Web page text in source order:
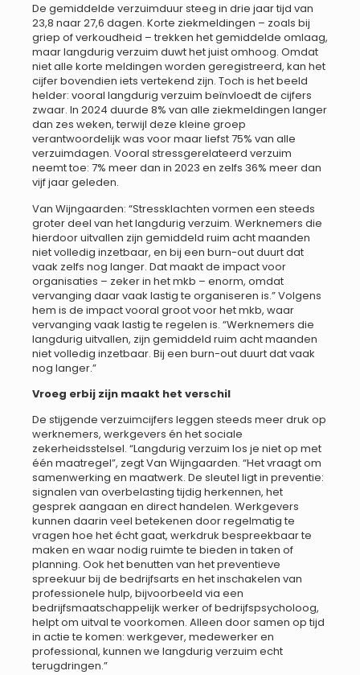
De gemiddelde verzuimduur steeg in drie jaar tijd van
23,8 naar 27,6 dagen. Korte ziekmeldingen – zoals bij
griep of verkoudheid – trekken het gemiddelde omlaag,
maar langdurig verzuim duwt het juist omhoog. Omdat
niet alle korte meldingen worden geregistreerd, kan het
cijfer bovendien iets vertekend zijn. Toch is het beeld
helder: vooral langdurig verzuim beïnvloedt de cijfers
zwaar. In 2024 duurde 8% van alle ziekmeldingen langer
dan zes weken, terwijl deze kleine groep
verantwoordelijk was voor maar liefst 75% van alle
verzuimdagen. Vooral stressgerelateerd verzuim
neemt toe: 7% meer dan in 2023 en zelfs 36% meer dan
vijf jaar geleden.
Van Wijngaarden: “Stressklachten vormen een steeds
groter deel van het langdurig verzuim. Werknemers die
hierdoor uitvallen zijn gemiddeld ruim acht maanden
niet volledig inzetbaar, en bij een burn-out duurt dat
vaak zelfs nog langer. Dat maakt de impact voor
organisaties – zeker in het mkb – enorm, omdat
vervanging daar vaak lastig te organiseren is.” Volgens
hem is de impact vooral groot voor het mkb, waar
vervanging vaak lastig te regelen is. “Werknemers die
langdurig uitvallen, zijn gemiddeld ruim acht maanden
niet volledig inzetbaar. Bij een burn-out duurt dat vaak
nog langer.”
Vroeg erbij zijn maakt het verschil
De stijgende verzuimcijfers leggen steeds meer druk op
werknemers, werkgevers én het sociale
zekerheidsstelsel. “Langdurig verzuim los je niet op met
één maatregel”, zegt Van Wijngaarden. “Het vraagt om
samenwerking en maatwerk. De sleutel ligt in preventie:
signalen van overbelasting tijdig herkennen, het
gesprek aangaan en direct handelen. Werkgevers
kunnen daarin veel betekenen door regelmatig te
vragen hoe het écht gaat, werkdruk bespreekbaar te
maken en waar nodig ruimte te bieden in taken of
planning. Ook het benutten van het preventieve
spreekuur bij de bedrijfsarts en het inschakelen van
professionele hulp, bijvoorbeeld via een
bedrijfsmaatschappelijk werker of bedrijfspsycholoog,
helpt om uitval te voorkomen. Alleen door samen op tijd
in actie te komen: werkgever, medewerker en
professional, kunnen we langdurig verzuim echt
terugdringen.”